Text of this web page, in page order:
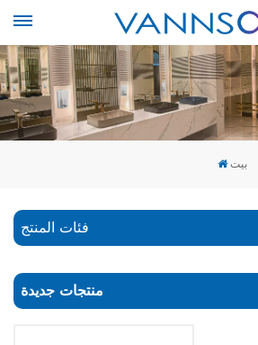
بيت
فئات المنتج
منتجات جديدة